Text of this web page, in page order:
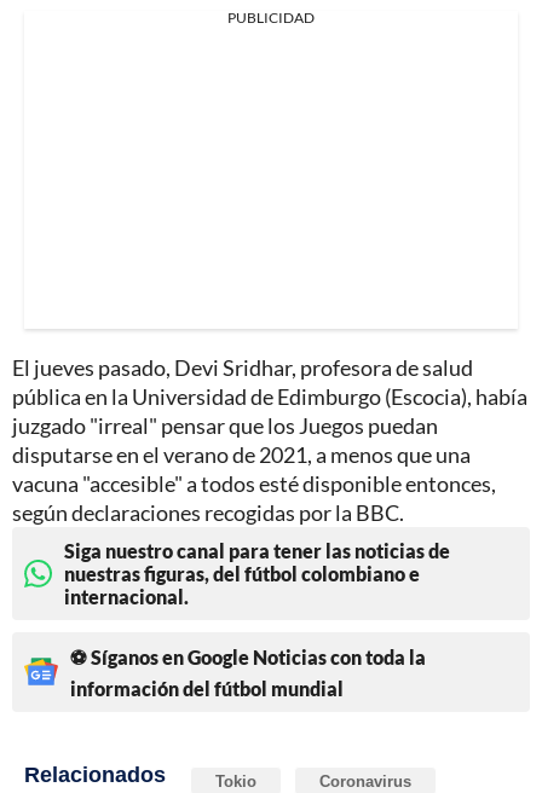
PUBLICIDAD
El jueves pasado, Devi Sridhar, profesora de salud
pública en la Universidad de Edimburgo (Escocia), había
juzgado "irreal" pensar que los Juegos puedan
disputarse en el verano de 2021, a menos que una
vacuna "accesible" a todos esté disponible entonces,
según declaraciones recogidas por la BBC.
Siga nuestro canal para tener las noticias de
nuestras figuras, del fútbol colombiano e
internacional.
⚽ Síganos en Google Noticias con toda la
información del fútbol mundial
Relacionados Tokio Coronavirus